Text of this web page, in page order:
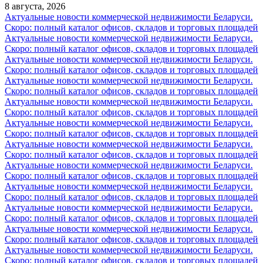
8 августа, 2026
Актуальные новости коммерческой недвижимости Беларуси.
Скоро: полный каталог офисов, складов и торговых площадей
Актуальные новости коммерческой недвижимости Беларуси.
Скоро: полный каталог офисов, складов и торговых площадей
Актуальные новости коммерческой недвижимости Беларуси.
Скоро: полный каталог офисов, складов и торговых площадей
Актуальные новости коммерческой недвижимости Беларуси.
Скоро: полный каталог офисов, складов и торговых площадей
Актуальные новости коммерческой недвижимости Беларуси.
Скоро: полный каталог офисов, складов и торговых площадей
Актуальные новости коммерческой недвижимости Беларуси.
Скоро: полный каталог офисов, складов и торговых площадей
Актуальные новости коммерческой недвижимости Беларуси.
Скоро: полный каталог офисов, складов и торговых площадей
Актуальные новости коммерческой недвижимости Беларуси.
Скоро: полный каталог офисов, складов и торговых площадей
Актуальные новости коммерческой недвижимости Беларуси.
Скоро: полный каталог офисов, складов и торговых площадей
Актуальные новости коммерческой недвижимости Беларуси.
Скоро: полный каталог офисов, складов и торговых площадей
Актуальные новости коммерческой недвижимости Беларуси.
Скоро: полный каталог офисов, складов и торговых площадей
Актуальные новости коммерческой недвижимости Беларуси.
Скоро: полный каталог офисов, складов и торговых площадей